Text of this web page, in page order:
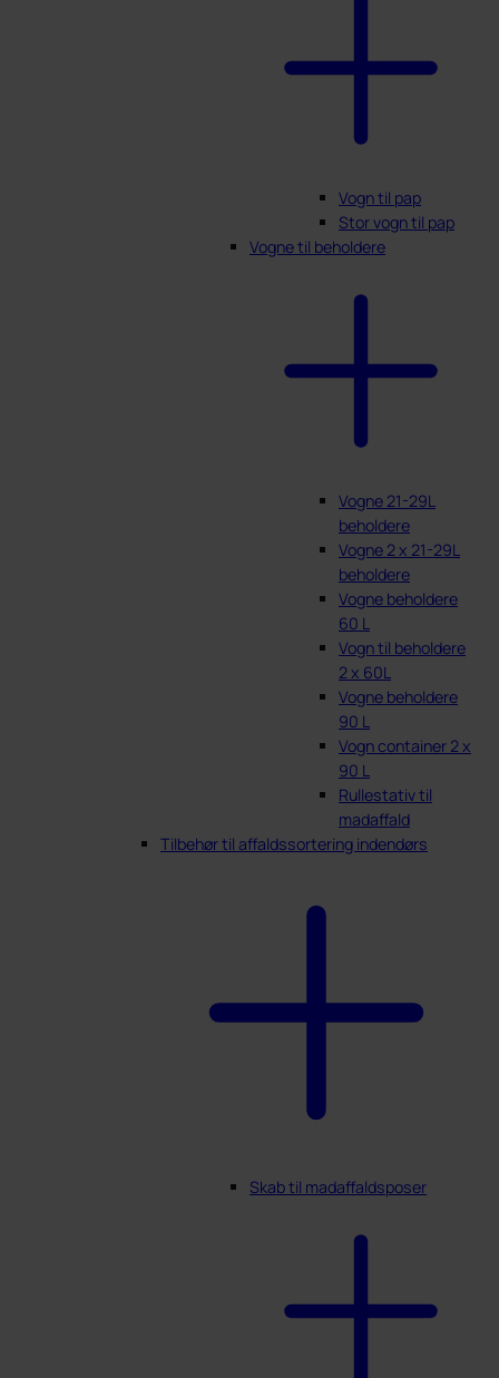
Vogn til pap
Stor vogn til pap
Vogne til beholdere
Vogne 21-29L
beholdere
Vogne 2 x 21-29L
beholdere
Vogne beholdere
60 L
Vogn til beholdere
2 x 60L
Vogne beholdere
90 L
Vogn container 2 x
90 L
Rullestativ til
madaffald
Tilbehør til affaldssortering indendørs
Skab til madaffaldsposer